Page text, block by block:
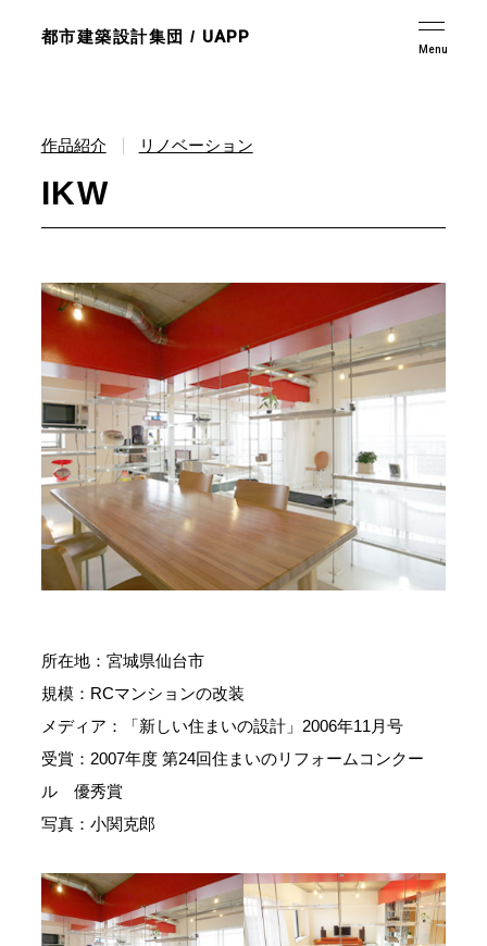
都市建築設計集団 / UAPP
作品紹介 リノベーション
IKW
所在地：宮城県仙台市
規模：RCマンションの改装
メディア：「新しい住まいの設計」2006年11月号
受賞：2007年度 第24回住まいのリフォームコンクー
ル 優秀賞
写真：小関克郎